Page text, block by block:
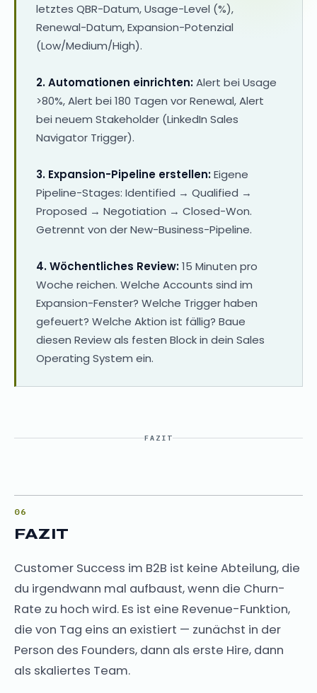
letztes QBR-Datum, Usage-Level (%),
Renewal-Datum, Expansion-Potenzial
(Low/Medium/High).
2. Automationen einrichten:Alert bei Usage
>80%, Alert bei 180 Tagen vor Renewal, Alert
bei neuem Stakeholder (LinkedIn Sales
Navigator Trigger).
3. Expansion-Pipeline erstellen:Eigene
Pipeline-Stages: Identified → Qualified →
Proposed → Negotiation → Closed-Won.
Getrennt von der New-Business-Pipeline.
4. Wöchentliches Review:15 Minuten pro
Woche reichen. Welche Accounts sind im
Expansion-Fenster? Welche Trigger haben
gefeuert? Welche Aktion ist fällig? Baue
diesen Review als festen Block in dein Sales
Operating System ein.
FAZIT
FAZIT
Customer Success im B2B ist keine Abteilung, die
du irgendwann mal aufbaust, wenn die Churn-
Rate zu hoch wird. Es ist eine Revenue-Funktion,
die von Tag eins an existiert — zunächst in der
Person des Founders, dann als erste Hire, dann
als skaliertes Team.